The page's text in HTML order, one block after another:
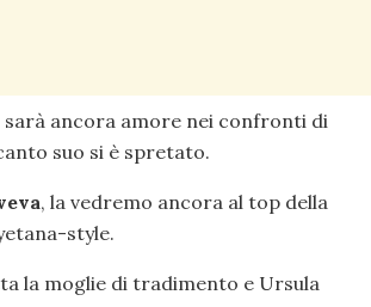
sarà ancora amore nei confronti di
suo si è spretato.
, la vedremo ancora al top della
style.
la moglie di tradimento e Ursula